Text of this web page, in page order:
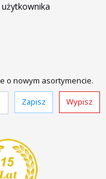
o nowym asortymencie.
Zapisz
Wypisz